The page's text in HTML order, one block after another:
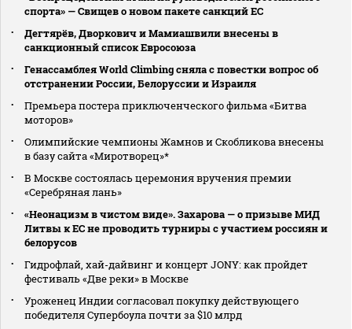
спорта» — Свищев о новом пакете санкций ЕС
Дегтярёв, Дворкович и Мамиашвили внесены в
санкционный список Евросоюза
Генассамблея World Climbing сняла с повестки вопрос об
отстранении России, Белоруссии и Израиля
Премьера постера приключенческого фильма «Битва
моторов»
Олимпийские чемпионы Жамнов и Скобликова внесены
в базу сайта «Миротворец»*
В Москве состоялась церемония вручения премии
«Серебряная лань»
«Неонацизм в чистом виде». Захарова — о призыве МИД
Литвы к ЕС не проводить турниры с участием россиян и
белорусов
Гидрофлай, хай-дайвинг и концерт JONY: как пройдет
фестиваль «Две реки» в Москве
Уроженец Индии согласовал покупку действующего
победителя Супербоула почти за $10 млрд